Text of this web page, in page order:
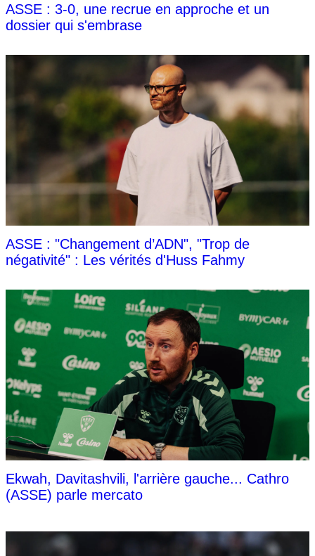
ASSE : 3-0, une recrue en approche et un
dossier qui s'embrase
ASSE : "Changement d’ADN", "Trop de
négativité" : Les vérités d'Huss Fahmy
Ekwah, Davitashvili, l'arrière gauche... Cathro
(ASSE) parle mercato